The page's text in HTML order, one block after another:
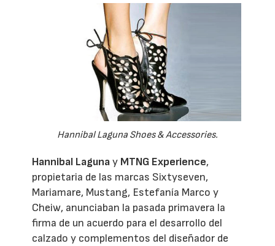
Hannibal Laguna Shoes & Accessories.
Hannibal Lagunay MTNG Experience,
propietaria de las marcas Sixtyseven,
Mariamare, Mustang, Estefanía Marco y
Cheiw, anunciaban la pasada primavera la
firma de un acuerdo para el desarrollo del
calzado y complementos del diseñador de